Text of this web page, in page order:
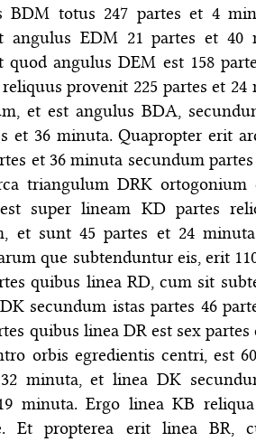
BDM totus 247 partes et 4
angulus EDM 21 partes et 40
angulus DEM est 158
provenit 225 partes et 24
et est angulus BDA,
et 36 minuta. Quapropter erit
et 36 minuta secundum
triangulum DRK ortogonium
super lineam KD partes
et sunt 45 partes et 24
que subtenduntur eis, erit
quibus linea RD, cum sit
secundum istas partes 46
quibus linea DR est sex partes
orbis egredientis centri, est
minuta, et linea DK
minuta. Ergo linea KB
Et propterea erit linea BR,